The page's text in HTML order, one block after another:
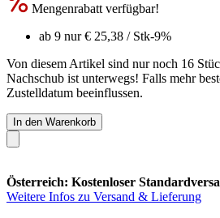
Mengenrabatt verfügbar!
ab 9 nur€ 25,38 / Stk-9%
Von diesem Artikel sind nur noch 16
Nachschub ist unterwegs! Falls mehr
Zustelldatum beeinflussen.
In den Warenkorb
Österreich: Kostenloser
Weitere Infos zu Versand & Lieferung